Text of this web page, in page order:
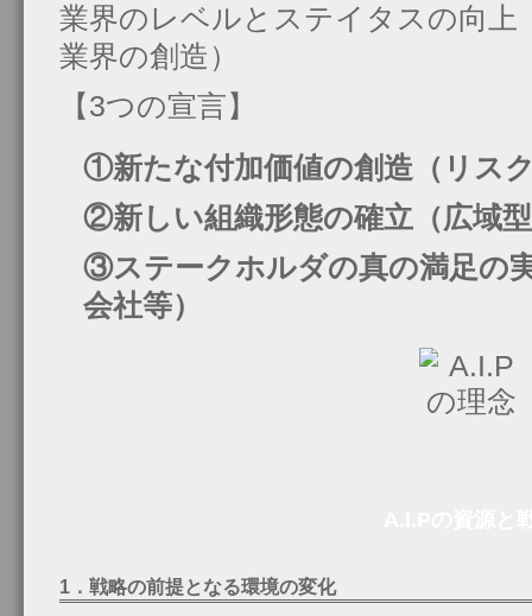
業界のレベルとステイタスの向上
業界の創造）
【3つの宣言】
①新たな付加価値の創造（リス
②新しい組織形態の確立（広域
③ステークホルダの真の満足の
会社等）
1．戦略の前提となる環境の変化